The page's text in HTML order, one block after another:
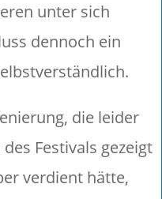
unter sich
dennoch ein
die leider
Festivals gezeigt
verdient hätte,